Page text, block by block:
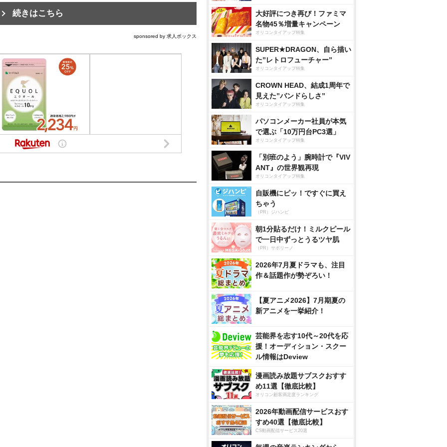
続きはこちら
sponsored by 求人ボックス
大好評につき再び！ファミマ
名物45％増量キャンペーン
オリコンタイアップ特集
SUPER★DRAGON、自ら描い
た”レトロフューチャー”
オリコンタイアップ特集
CROWN HEAD、結成1周年で
見えた”バンドらしさ”
オリコンタイアップ特集
パソコンメーカー社員が本気
で選ぶ「10万円台PC3選」
オリコンタイアップ特集
「別班のよう」腕時計で『VIV
ANT』の世界観再現
オリコンタイアップ特集
自販機にピッ！ですぐに買え
ちゃう
（PR）ジハンピ
朝1分貼るだけ！ミルクピール
で一日中ずっとうるツヤ肌
（PR）サボリーノ
2026年7月夏ドラマも、注目
作＆話題作が勢ぞろい！
【夏アニメ2026】7月期夏の
新アニメを一挙紹介！
芸能界を志す10代～20代を応
援！オーディション・スクー
ル情報はDeview
漫画読み放題サブスクおすす
め11選【徹底比較】
オリコン顧客満足度ランキング
2026年動画配信サービスおす
すめ40選【徹底比較】
CS動画配信サービス20選